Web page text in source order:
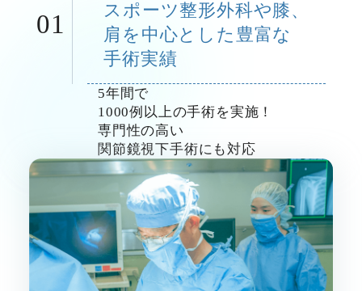
01
スポーツ整形外科や膝、
肩を中心とした豊富な
手術実績
5年間で
1000例以上の手術を実施！
専門性の高い
関節鏡視下手術にも対応